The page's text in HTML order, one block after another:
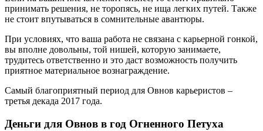
принимать решения, не торопясь, не ища легких путей. Также
не стоит впутываться в сомнительные авантюры.
При условиях, что ваша работа не связана с карьерной гонкой,
вы вполне довольны, той нишей, которую занимаете,
трудитесь ответственно и это даст возможность получить
приятное материальное вознаграждение.
Самый благоприятный период для Овнов карьеристов –
третья декада 2017 года.
Деньги для Овнов в год Огненного Петуха